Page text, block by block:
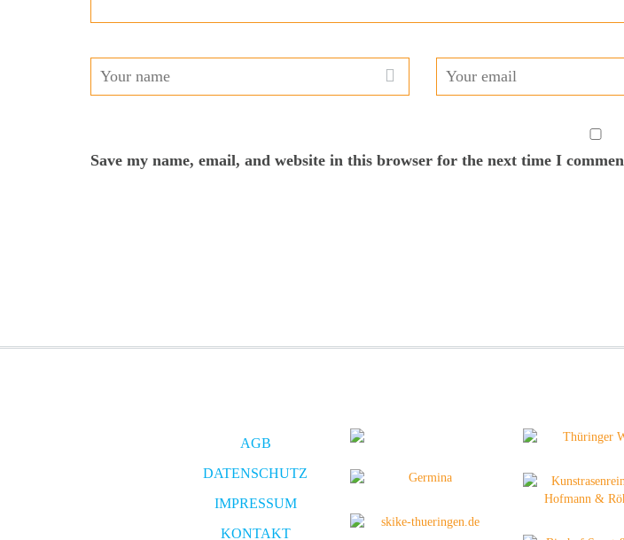
Save my name, email, and website in this browser for the next time I
AGB
DATENSCHUTZ
IMPRESSUM
KONTAKT